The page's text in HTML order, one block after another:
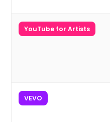
YouTube for Artists
VEVO